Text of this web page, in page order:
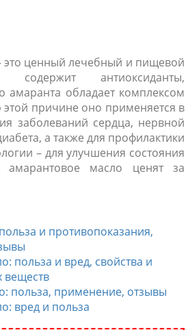
это ценный лечебный и пищевой
содержит антиоксиданты,
амаранта обладает комплексом
этой причине оно применяется в
заболеваний сердца, нервной
а также для профилактики
– для улучшения состояния
масло ценят за
и противопоказания,
польза и вред, свойства и
веществ
польза, применение, отзывы
вред и польза